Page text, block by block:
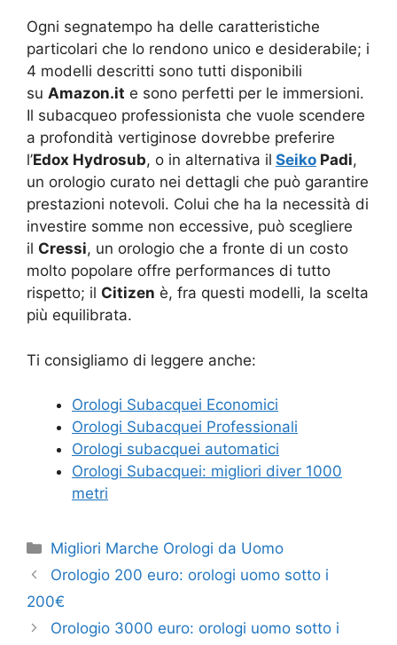
Ogni segnatempo ha delle caratteristiche
particolari che lo rendono unico e desiderabile; i
4 modelli descritti sono tutti disponibili
su Amazon.it e sono perfetti per le immersioni.
Il subacqueo professionista che vuole scendere
a profondità vertiginose dovrebbe preferire
l’Edox Hydrosub, o in alternativa il Seiko Padi,
un orologio curato nei dettagli che può garantire
prestazioni notevoli. Colui che ha la necessità di
investire somme non eccessive, può scegliere
il Cressi, un orologio che a fronte di un costo
molto popolare offre performances di tutto
rispetto; il Citizen è, fra questi modelli, la scelta
più equilibrata.
Ti consigliamo di leggere anche:
Orologi Subacquei Economici
Orologi Subacquei Professionali
Orologi subacquei automatici
Orologi Subacquei: migliori diver 1000
metri
Categorie
Migliori Marche Orologi da Uomo
Orologio 200 euro: orologi uomo sotto i
200€
Orologio 3000 euro: orologi uomo sotto i